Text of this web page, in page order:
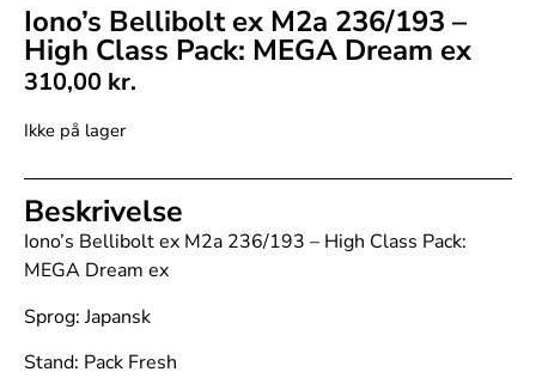
Iono’s Bellibolt ex M2a 236/193 –
High Class Pack: MEGA Dream ex
310,00 kr.
Ikke på lager
Beskrivelse
Iono’s Bellibolt ex M2a 236/193 – High Class Pack:
MEGA Dream ex
Sprog: Japansk
Stand: Pack Fresh